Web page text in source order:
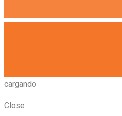
cargando
Close